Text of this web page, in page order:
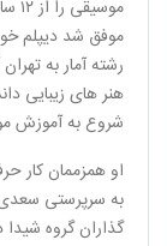
موفق شد دیپلم
رشته آمار به
هنر های زیبایی
شروع به آموزش
او همزممان کار
به سرپرستی
گذاران گروه